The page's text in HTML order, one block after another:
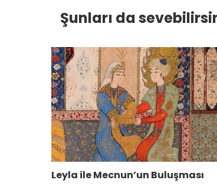
Şunları da
Leyla ile Mecnun’un Buluşması